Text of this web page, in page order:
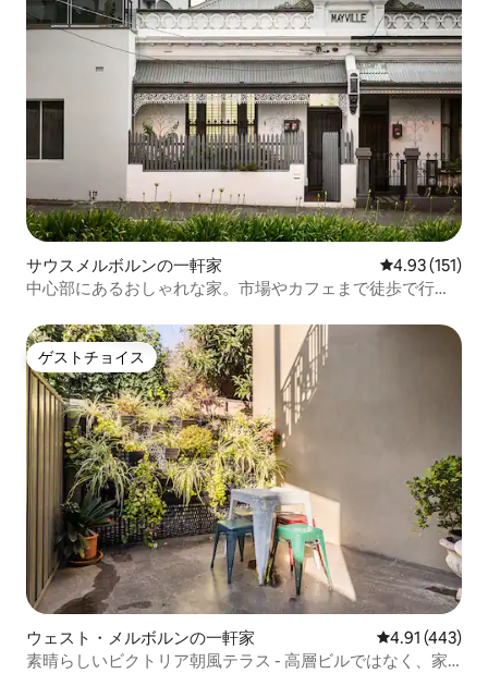
サウスメルボルンの一軒家 レビュー151
4.93 (151)
中心部にあるおしゃれな家。市場やカフェまで徒歩で行け
ゲストチョイス
ゲストチョイス
ウェスト・メルボルンの一軒家 レビュー443
4.91 (443)
素晴らしいビクトリア朝風テラス - 高層ビルではなく、家